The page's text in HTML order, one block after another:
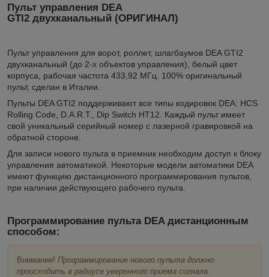
Пульт управления DEA
GTI2 двухканальный (ОРИГИНАЛ)
Пульт управления для ворот, роллет, шлагбаумов DEA GTI2
двухканальный (до 2-х объектов управления), белый цвет
корпуса, рабочая частота 433,92 МГц. 100% оригинальный
пульт, сделан в Италии.
Пульты DEA GTI2 поддерживают все типы кодировок DEA: HCS
Rolling Code, D.A.R.T., Dip Switch HT12. Каждый пульт имеет
свой уникальный серийный номер с лазерной гравировкой на
обратной стороне.
Для записи нового пульта в приемник необходим доступ к блоку
управления автоматикой. Некоторые модели автоматики DEA
имеют функцию дистанционного программирования пультов,
при наличии действующего рабочего пульта.
Программирование пульта DEA дистанционным
способом:
Внимание! Программирование нового пульта должно
происходить в радиусе уверенного приема сигнала